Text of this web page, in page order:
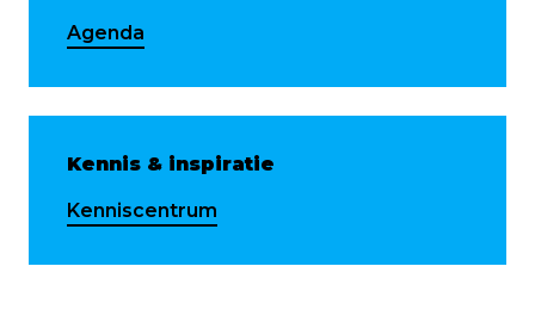
Agenda
Kennis & inspiratie
Kenniscentrum